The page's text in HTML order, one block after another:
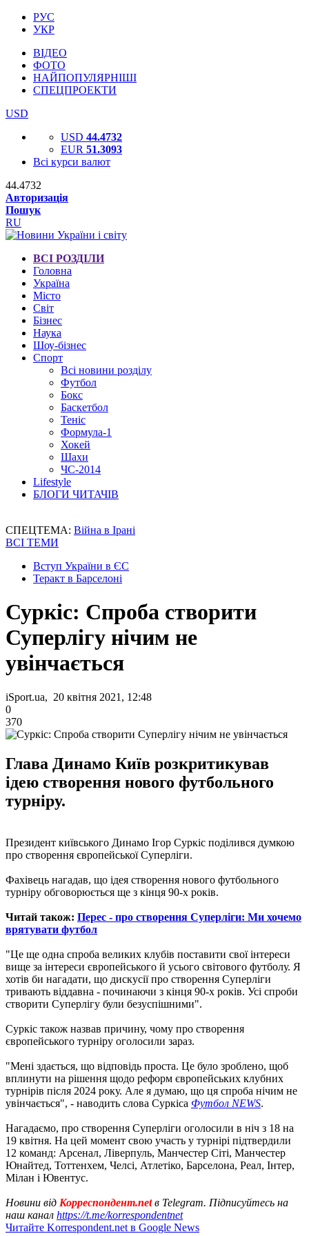
РУС
УКР
ВІДЕО
ФОТО
НАЙПОПУЛЯРНІШІ
СПЕЦПРОЕКТИ
USD
USD 44.4732
EUR 51.3093
Всі курси валют
44.4732
Авторизація
Пошук
RU
ВСІ РОЗДІЛИ
Головна
Україна
Місто
Світ
Бізнес
Наука
Шоу-бізнес
Спорт
Всі новини розділу
Футбол
Бокс
Баскетбол
Теніс
Формула-1
Хокей
Шахи
ЧС-2014
Lifestyle
БЛОГИ ЧИТАЧІВ
СПЕЦТЕМА: Війна в Ірані
ВСІ ТЕМИ
Вступ України в ЄС
Теракт в Барселоні
Суркіс: Спроба створити
Суперлігу нічим не
увінчається
iSport.ua, 20 квітня 2021, 12:48
0
370
Глава Динамо Київ розкритикував
ідею створення нового футбольного
турніру.
Президент київського Динамо Ігор Суркіс поділився думкою
про створення європейської Суперліги.
Фахівець нагадав, що ідея створення нового футбольного
турніру обговорюється ще з кінця 90-х років.
Читай також: Перес - про створення Суперліги: Ми хочемо
врятувати футбол
"Це ще одна спроба великих клубів поставити свої інтереси
вище за інтереси європейського й усього світового футболу. Я
хотів би нагадати, що дискусії про створення Суперліги
тривають віддавна - починаючи з кінця 90-х років. Усі спроби
створити Суперлігу були безуспішними".
Суркіс також назвав причину, чому про створення
європейського турніру оголосили зараз.
"Мені здається, що відповідь проста. Це було зроблено, щоб
вплинути на рішення щодо реформ європейських клубних
турнірів після 2024 року. Але я думаю, що ця спроба нічим не
увінчається", - наводить слова Суркіса Футбол NEWS.
Нагадаємо, про створення Суперліги оголосили в ніч з 18 на
19 квітня. На цей момент свою участь у турнірі підтвердили
12 команд: Арсенал, Ліверпуль, Манчестер Сіті, Манчестер
Юнайтед, Тоттенхем, Челсі, Атлетіко, Барселона, Реал, Інтер,
Мілан і Ювентус.
Новини від Корреспондент.netв Telegram. Підписуйтесь на
наш канал https://t.me/korrespondentnet
Читайте Korrespondent.net в Google News